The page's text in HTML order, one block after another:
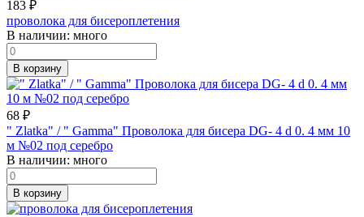
183 ₽
проволока для бисероплетения
В наличии: много
В корзину
68 ₽
" Zlatka" / " Gamma" Проволока для бисера DG- 4 d 0. 4 мм 10
м №02 под серебро
В наличии: много
В корзину